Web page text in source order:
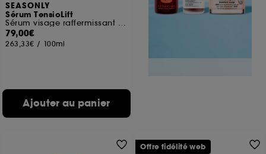
SEASONLY
Sérum TensioLift
Sérum visage raffermissant et liftant
79,00€
263,33€ / 100ml
Ajouter au panier
Offre fidélité web